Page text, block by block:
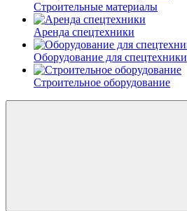
Строительные материалы
Аренда спецтехники
Оборудование для спецтехники
Строительное оборудование